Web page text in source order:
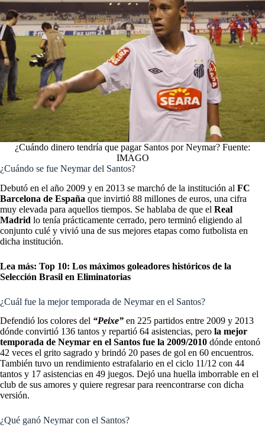
¿Cuándo dinero tendría que pagar Santos por Neymar? Fuente:
IMAGO
¿Cuándo se fue Neymar del Santos?
Debutó en el año 2009 y en 2013 se marchó de la institución al FC
Barcelona de España que invirtió 88 millones de euros, una cifra
muy elevada para aquellos tiempos. Se hablaba de que el Real
Madrid lo tenía prácticamente cerrado, pero terminó eligiendo al
conjunto culé y vivió una de sus mejores etapas como futbolista en
dicha institución.
Lea más: Top 10: Los máximos goleadores históricos de la
Selección Brasil en Eliminatorias
¿Cuál fue la mejor temporada de Neymar en el Santos?
Defendió los colores del “Peixe” en 225 partidos entre 2009 y 2013
dónde convirtió 136 tantos y repartió 64 asistencias, pero la mejor
temporada de Neymar en el Santos fue la 2009/2010 dónde entonó
42 veces el grito sagrado y brindó 20 pases de gol en 60 encuentros.
También tuvo un rendimiento estrafalario en el ciclo 11/12 con 44
tantos y 17 asistencias en 49 juegos. Dejó una huella imborrable en el
club de sus amores y quiere regresar para reencontrarse con dicha
versión.
¿Qué ganó Neymar con el Santos?